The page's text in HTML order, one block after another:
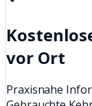
vor Ort
Praxisnahe